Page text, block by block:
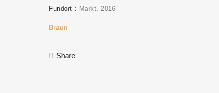
Fundort
Markt 2016
Braun
Share